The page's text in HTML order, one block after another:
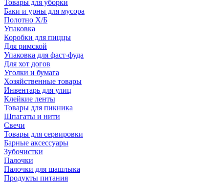
Товары для уборки
Баки и урны для мусора
Полотно Х/Б
Упаковка
Коробки для пиццы
Для римской
Упаковка для фаст-фуда
Для хот догов
Уголки и бумага
Хозяйственные товары
Инвентарь для улиц
Клейкие ленты
Товары для пикника
Шпагаты и нити
Свечи
Товары для сервировки
Барные аксессуары
Зубочистки
Палочки
Палочки для шашлыка
Продукты питания